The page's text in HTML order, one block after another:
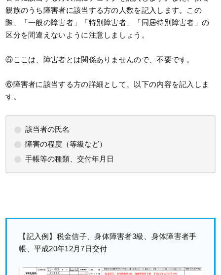
親族のうち障害者に該当する方の人数を記入します。この
際、「一般の障害者」「特別障害者」「同居特別障害者」の
区分を間違えないように注意しましょう。
⑤ここは、障害者とは関係ありませんので、不要です。
⑥障害者に該当する方の詳細として、以下の内容を記入しま
す。
該当者の氏名
障害の程度（等級など）
手帳等の種類、交付年月日
【記入例】税金信子、身体障害者3級、身体障害者手
帳、平成20年12月7日交付